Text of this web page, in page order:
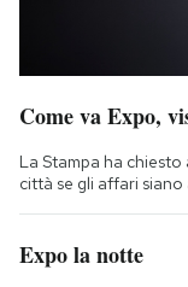
Come va Expo,
La Stampa ha
città se gli affari
Expo la notte